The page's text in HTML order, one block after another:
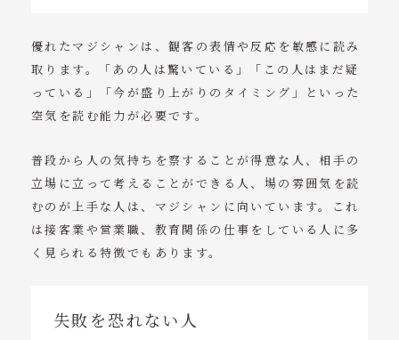
優れたマジシャンは、観客の表情や反応を敏感に読み
取ります。「あの人は驚いている」「この人はまだ疑
っている」「今が盛り上がりのタイミング」といった
空気を読む能力が必要です。
普段から人の気持ちを察することが得意な人、相手の
立場に立って考えることができる人、場の雰囲気を読
むのが上手な人は、マジシャンに向いています。これ
は接客業や営業職、教育関係の仕事をしている人に多
く見られる特徴でもあります。
失敗を恐れない人